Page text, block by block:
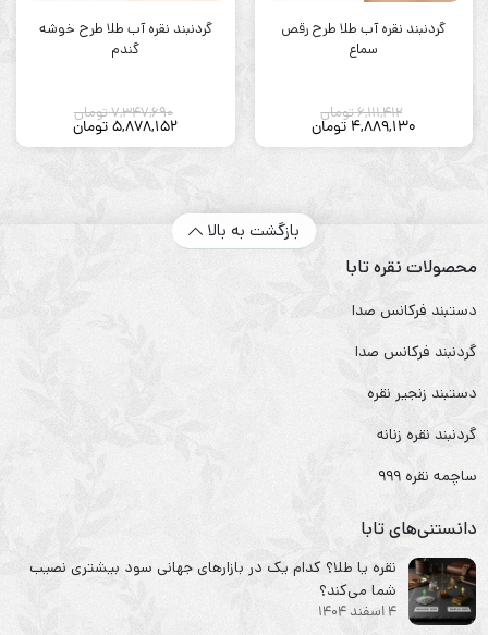
گردنبند نقره آب طلا طرح رقص
سماع
6,111,412تومان
4,889,130 تومان
گردنبند نقره آب طلا طرح خوشه
گندم
7,347,690تومان
5,878,152 تومان
بازگشت به بالا
محصولات نقره تابا
دستبند فرکانس صدا
گردنبند فرکانس صدا
دستبند زنجیر نقره
گردنبند نقره زنانه
ساچمه نقره ۹۹۹
دانستنی‌های تابا
نقره یا طلا؟ کدام یک در بازارهای جهانی سود بیشتری نصیب
شما می‌کند؟
4 اسفند 1404